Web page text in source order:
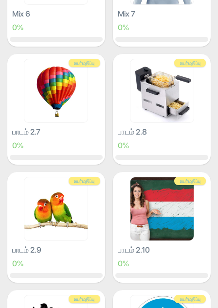
Mix 6
0%
Mix 7
0%
உயர்மதிப்பு
பாடம் 2.7
0%
உயர்மதிப்பு
பாடம் 2.8
0%
உயர்மதிப்பு
பாடம் 2.9
0%
உயர்மதிப்பு
பாடம் 2.10
0%
உயர்மதிப்பு உயர்மதிப்பு